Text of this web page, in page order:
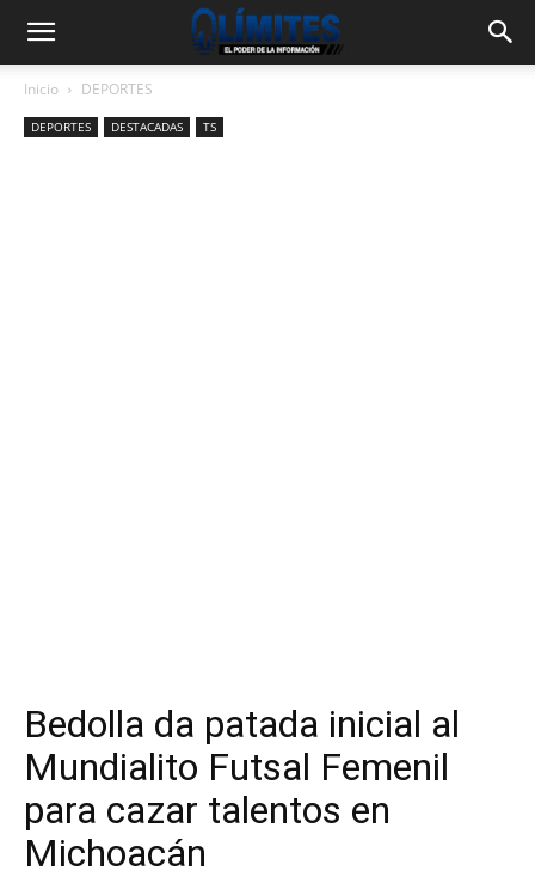
Inicio DEPORTES
DEPORTES DESTACADAS TS
Bedolla da patada inicial al
Mundialito Futsal Femenil
para cazar talentos en
Michoacán